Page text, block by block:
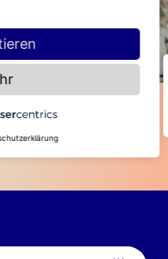
Zeichen?